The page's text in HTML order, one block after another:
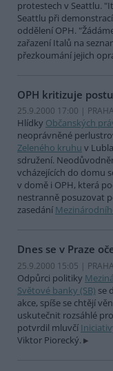
protestech v Seattlu.
Seattlu při
oddělení OPH.
zařazení Italů na
přezkoumání jejich
OPH kritizuje
25.9.2000 17:00 |
Hlídky Občanských
neoprávněné
Zeleného kruhu v
sdružení.
vcházejících do domu
v domě i OPH, která
nestranně posuzovat
zasedání
Dnes se v Praze
25.9.2000 15:05 |
Odpůrci politiky
Světové banky (SB) se
akce, spíše se chtějí
uskutečnit rozsáhlé
potvrdil mluvčí
Viktor Piorecký.